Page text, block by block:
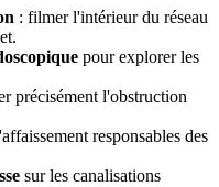
: filmer l'intérieur du réseau
pour explorer les
précisément l'obstruction
responsables des
sur les canalisations